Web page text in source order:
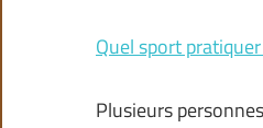
Quel sport
Plusieurs